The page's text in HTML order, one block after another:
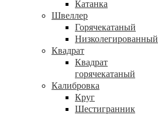
Катанка
Швеллер
Горячекатаный
Низколегированный
Квадрат
Квадрат
горячекатаный
Калибровка
Круг
Шестигранник